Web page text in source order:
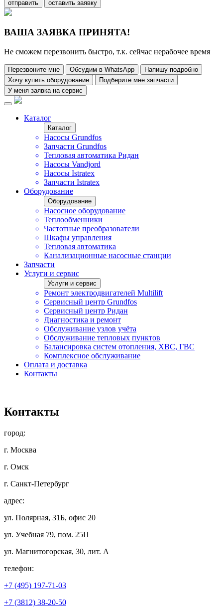
отправить оставить заявку
ВАША ЗАЯВКА ПРИНЯТА!
Не сможем перезвонить быстро, т.к. сейчас нерабочее время
Перезвоните мне Обсудим в WhatsApp
Напишу подробно
Хочу купить оборудование
Подберите мне запчасти
У меня заявка на сервис
Каталог
Каталог
Насосы Grundfos
Запчасти Grundfos
Тепловая автоматика Ридан
Насосы Vandjord
Насосы Istratex
Запчасти Istratex
Оборудование
Оборудование
Насосное оборудование
Теплообменники
Частотные преобразователи
Шкафы управления
Тепловая автоматика
Канализационные насосные станции
Запчасти
Услуги и сервис
Услуги и сервис
Ремонт электродвигателей Multilift
Сервисный центр Grundfos
Сервисный центр Ридан
Диагностика и ремонт
Обслуживание узлов учёта
Обслуживание тепловых пунктов
Балансировка систем отопления, ХВС, ГВС
Комплексное обслуживание
Оплата и доставка
Контакты
Контакты
город:
г. Москва
г. Омск
г. Санкт-Петербург
адрес:
ул. Полярная, 31Б, офис 20
ул. Учебная 79, пом. 25П
ул. Магнитогорская, 30, лит. А
телефон:
+7 (495) 197-71-03
+7 (3812) 38-20-50